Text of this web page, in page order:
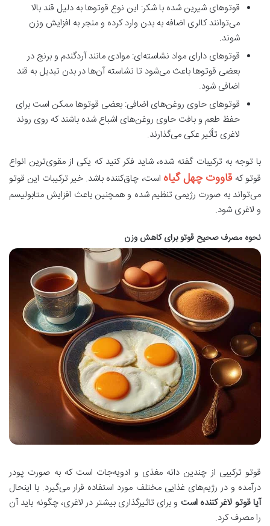
قوتوهای شیرین شده با شکر: این نوع قوتوها به دلیل قند بالا
می‌توانند کالری اضافه به بدن وارد کرده و منجر به افزایش وزن
شوند.
قوتوهای دارای مواد‌ نشاسته‌ای: موادی مانند آردگندم و برنج در
بعضی قوتوها باعث می‌شود تا نشاسته آن‌ها در بدن تبدیل به قند
اضافی شود.
قوتوهای حاوی روغن‌های اضافی: بعضی قوتوها ممکن است برای
حفظ طعم و بافت حاوی روغن‌های اشباع شده باشند که روی روند
لاغری تأثیر عکی می‌گذارند.
با توجه به ترکیبات گفته شده، شاید فکر کنید که یکی از مقوی‌ترین انواع
قوتو که قاووت چهل گیاه است، چاق‌کننده باشد. خیر ترکیبات این قوتو
می‌تواند به‌ صورت رژیمی تنظیم شده و همچنین باعث افزایش متابولیسم
و لاغری شود.
نحوه مصرف صحیح قوتو برای کاهش وزن
قوتو ترکیبی از چندین دانه مغذی و ادویه‌جات است که به صورت پودر
درآمده و در رژیم‌های غذایی مختلف مورد استفاده قرار می‌گیرد. با اینحال
آیا قوتو لاغر کننده است و برای تاثیرگذاری بیشتر در لاغری، چگونه باید آن
را مصرف کرد.